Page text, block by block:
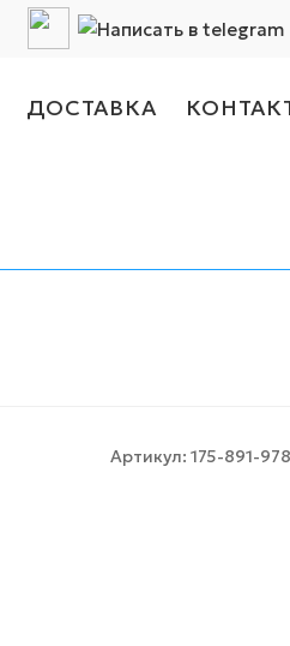
ДОСТАВКА
Артикул: 175-891-978